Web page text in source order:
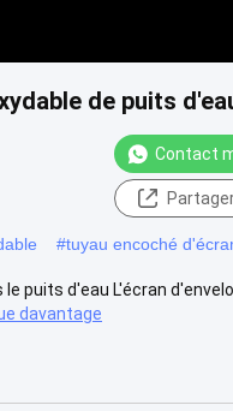
de puits
Contact
#tuyau encoché
puits d'eau L'écran
davantage